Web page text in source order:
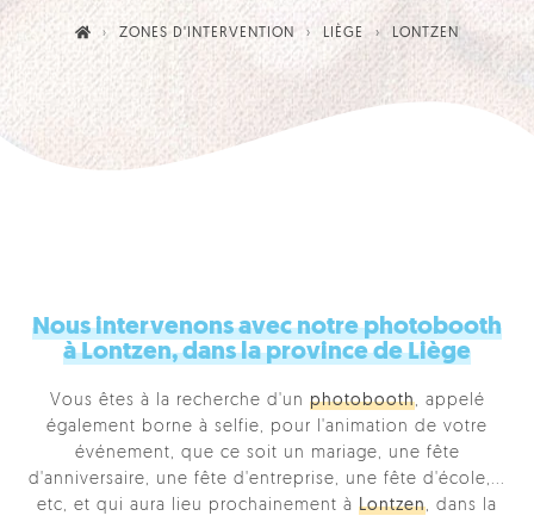
NOUS
APPELER
RÉSERVER
ZONES D'INTERVENTION LIÈGE LONTZEN
Nous intervenons avec notre photobooth
à Lontzen, dans la province de Liège
Vous êtes à la recherche d'un photobooth, appelé
également borne à selfie, pour l'animation de votre
événement, que ce soit un mariage, une fête
d'anniversaire, une fête d'entreprise, une fête d'école,...
etc, et qui aura lieu prochainement à Lontzen, dans la